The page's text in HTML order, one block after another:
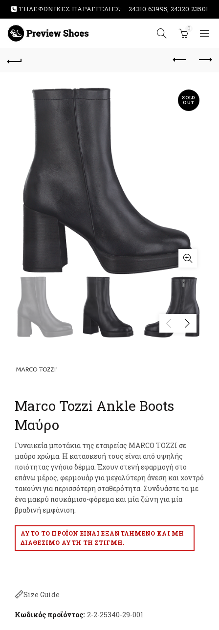
ΤΗΛΕΦΩΝΙΚΕΣ ΠΑΡΑΓΓΕΛΙΕΣ: 24310 63995, 24320 23501
0
SOLD
OUT
Marco Tozzi Ankle Boots
Μαύρο
Γυναικεία μποτάκια της εταιρείας MARCO TOZZI σε
μαύρο χρώμα. Η κατασκευή τους είναι από υψηλής
ποιότητας γνήσιο δέρμα. Έχουν στενή εφαρμογή στο
επάνω μέρος, φερμουάρ για μεγαλύτερη άνεση και χοντρό
τακούνι για περισσότερη σταθερότητα. Συνδυάστε τα με
ένα μακρύ πουκάμισο-φόρεμα και μία ζώνη για μία
βραδινή εμφάνιση.
ΑΥΤΌ ΤΟ ΠΡΟΪΌΝ ΕΊΝΑΙ ΕΞΑΝΤΛΗΜΈΝΟ ΚΑΙ ΜΗ
ΔΙΑΘΈΣΙΜΟ ΑΥΤΉ ΤΗ ΣΤΙΓΜΉ.
Size Guide
Κωδικός προϊόντος: 2-2-25340-29-001